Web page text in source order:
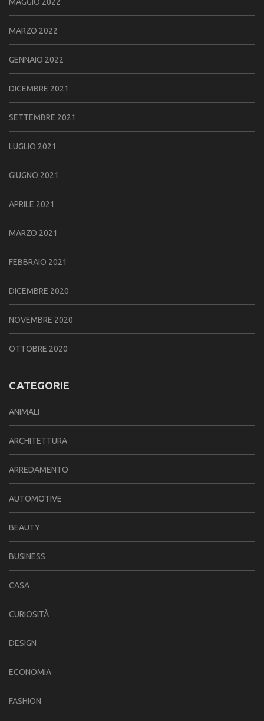
MAGGIO 2022
MARZO 2022
GENNAIO 2022
DICEMBRE 2021
SETTEMBRE 2021
LUGLIO 2021
GIUGNO 2021
APRILE 2021
MARZO 2021
FEBBRAIO 2021
DICEMBRE 2020
NOVEMBRE 2020
OTTOBRE 2020
CATEGORIE
ANIMALI
ARCHITETTURA
ARREDAMENTO
AUTOMOTIVE
BEAUTY
BUSINESS
CASA
CURIOSITÀ
DESIGN
ECONOMIA
FASHION